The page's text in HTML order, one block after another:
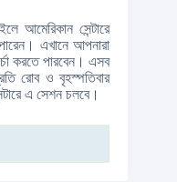
আমেরিকান সেন্টারে
এখানে আপনারা
করতে পারবেন। এসব
রোব ও বৃহস্পতিবার
এ সেশন চলবে।